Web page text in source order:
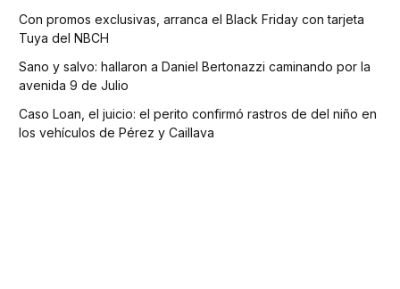
Con promos exclusivas, arranca el Black Friday con tarjeta
Tuya del NBCH
Sano y salvo: hallaron a Daniel Bertonazzi caminando por la
avenida 9 de Julio
Caso Loan, el juicio: el perito confirmó rastros de del niño en
los vehículos de Pérez y Caillava